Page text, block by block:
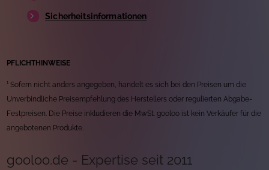
Sicherheitsinformationen
PFLICHTHINWEISE
¹ Sofern nicht anders angegeben, handelt es sich bei den Preisen um die
Unverbindliche Preisempfehlung des Herstellers oder regulierten Abgabe-
Festpreisen. Die Preise inkludieren die MwSt. gooloo ist kein Verkäufer für die
angebotenen Produkte.
gooloo.de - Expertise seit 2011